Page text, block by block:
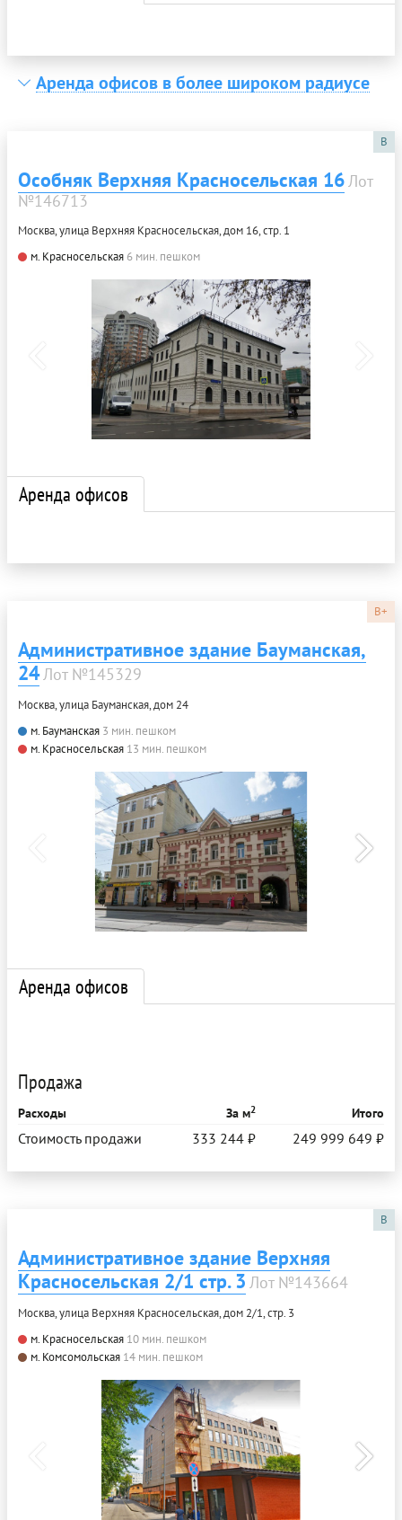
Аренда офисов в более широком радиусе
B
Особняк Верхняя Красносельская 16Лот
№146713
Москва, улица Верхняя Красносельская, дом 16, стр. 1
м. Красносельская 6 мин. пешком
Аренда офисов
B+
Административное здание Бауманская,
24Лот №145329
Москва, улица Бауманская, дом 24
м. Бауманская 3 мин. пешком
м. Красносельская 13 мин. пешком
Аренда офисов
Продажа
Расходы За м2 Итого
Стоимость продажи 333 244 ₽ 249 999 649 ₽
B
Административное здание Верхняя
Красносельская 2/1 стр. 3 Лот №143664
Москва, улица Верхняя Красносельская, дом 2/1, стр. 3
м. Красносельская 10 мин. пешком
м. Комсомольская 14 мин. пешком